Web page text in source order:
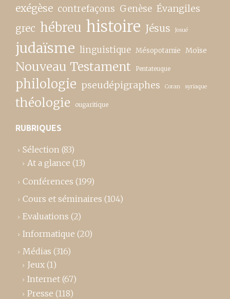
exégèse contrefaçons Genèse Évangiles
grec hébreu histoire Jésus Josué
judaïsme linguistique Mésopotamie Moïse
Nouveau Testament Pentateuque
philologie pseudépigraphes Coran syriaque
théologie ougaritique
RUBRIQUES
Sélection (83)
At a glance (13)
Conférences (199)
Cours et séminaires (104)
Evaluations (2)
Informatique (20)
Médias (316)
Jeux (1)
Internet (67)
Presse (118)